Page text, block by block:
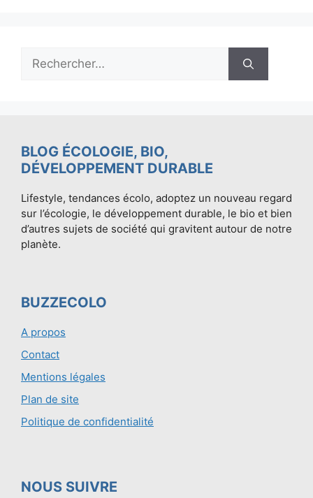
Rechercher :
BLOG ÉCOLOGIE, BIO,
DÉVELOPPEMENT DURABLE
Lifestyle, tendances écolo, adoptez un nouveau regard
sur l’écologie, le développement durable, le bio et bien
d’autres sujets de société qui gravitent autour de notre
planète.
BUZZECOLO
A propos
Contact
Mentions légales
Plan de site
Politique de confidentialité
NOUS SUIVRE